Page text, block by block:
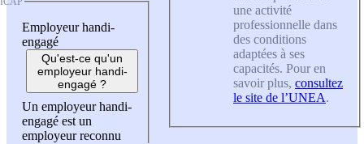
Employeur handi-
engagé
Qu'est-ce qu'un
employeur handi-
engagé ?
Un employeur handi-
engagé est un
employeur reconnu
une activité
professionnelle dans
des conditions
adaptées à ses
capacités. Pour en
savoir plus, consultez
le site de l’UNEA.